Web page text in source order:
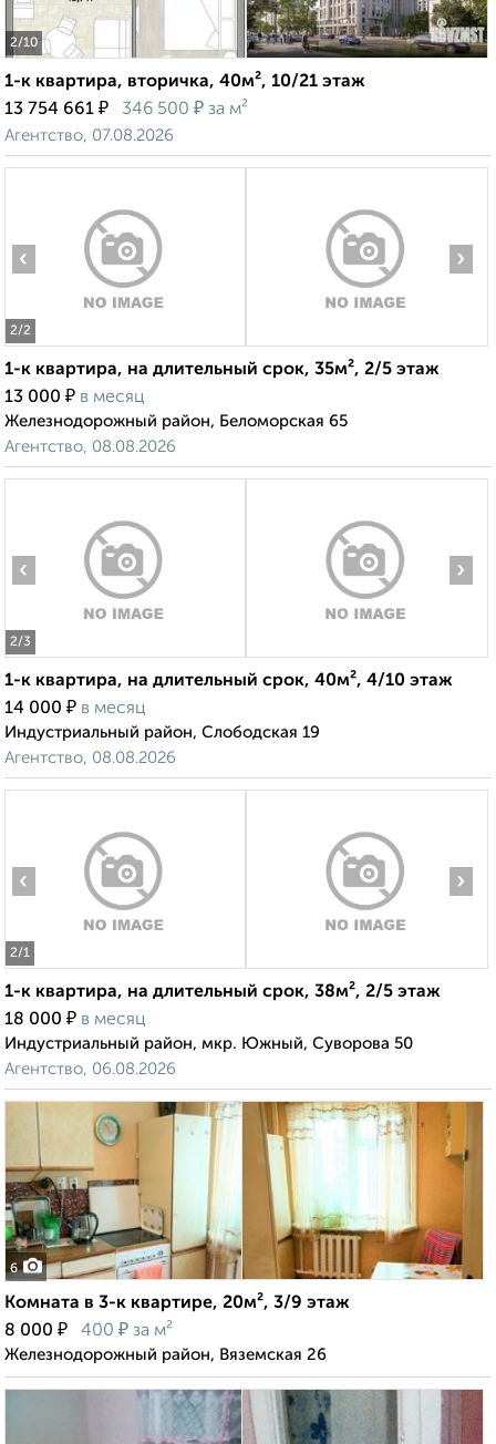
2/10
1-к квартира, вторичка, 40м², 10/21 этаж
13 754 661 ₽ 346 500 ₽ за м²
Агентство, 07.08.2026
2/2
‹ ›
1-к квартира, на длительный срок, 35м², 2/5 этаж
13 000 ₽ в месяц
Железнодорожный район, Беломорская 65
Агентство, 08.08.2026
2/3
‹ ›
1-к квартира, на длительный срок, 40м², 4/10 этаж
14 000 ₽ в месяц
Индустриальный район, Слободская 19
Агентство, 08.08.2026
2/1
‹ ›
1-к квартира, на длительный срок, 38м², 2/5 этаж
18 000 ₽ в месяц
Индустриальный район, мкр. Южный, Суворова 50
Агентство, 06.08.2026
6
Комната в 3-к квартире, 20м², 3/9 этаж
8 000 ₽ 400 ₽ за м²
Железнодорожный район, Вяземская 26